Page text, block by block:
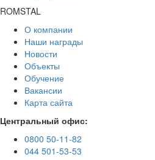
ROMSTAL
О компании
Наши награды
Новости
Объекты
Обучение
Вакансии
Карта сайта
Центральный офис:
0800 50-11-82
044 501-53-53